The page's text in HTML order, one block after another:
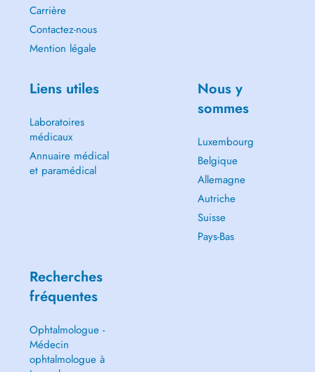
Carrière
Contactez-nous
Mention légale
Liens utiles
Laboratoires
médicaux
Annuaire médical
et paramédical
Nous y
sommes
Luxembourg
Belgique
Allemagne
Autriche
Suisse
Pays-Bas
Recherches
fréquentes
Ophtalmologue -
Médecin
ophtalmologue à